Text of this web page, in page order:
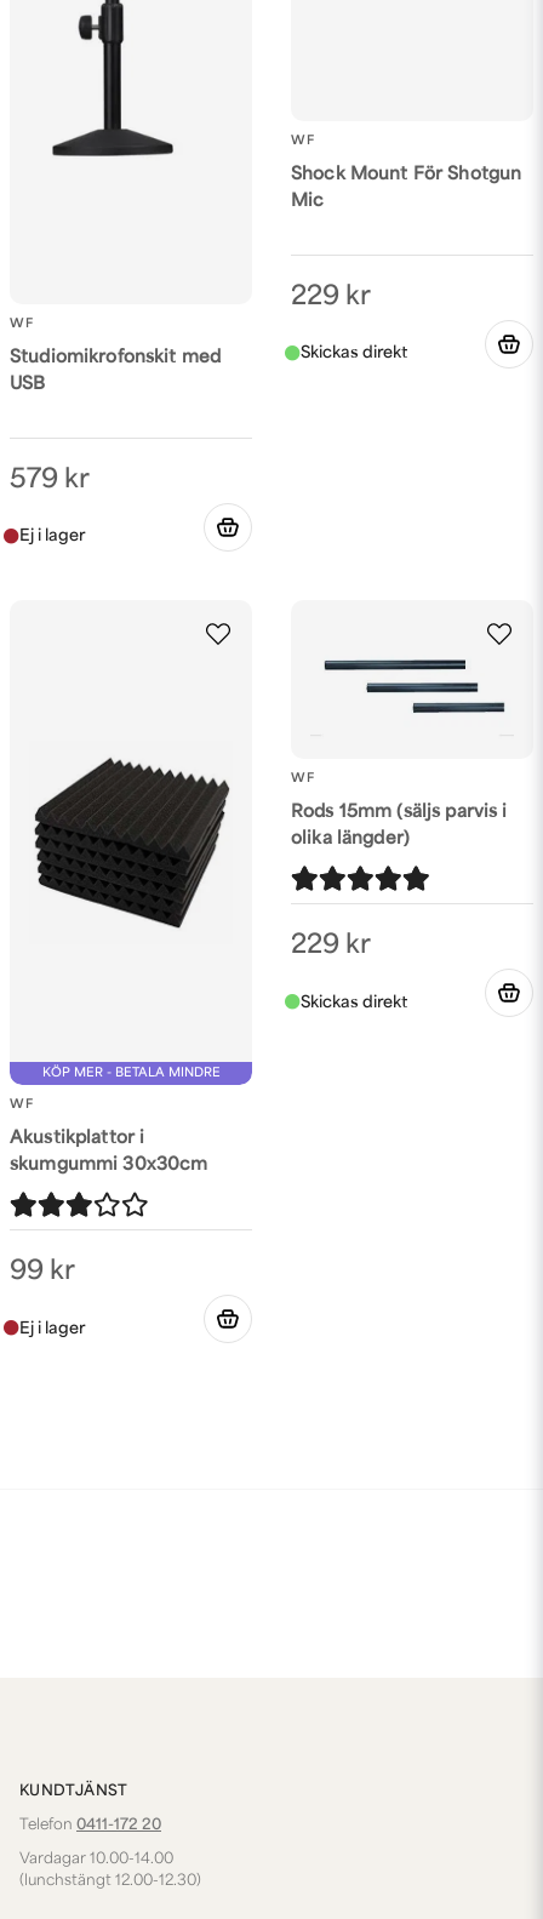
WF
Studiomikrofonskit med
USB
579 kr
WF
Shock Mount För Shotgun
Mic
229 kr
KÖP MER - BETALA MINDRE
WF
Akustikplattor i
skumgummi 30x30cm
99 kr
WF
Rods 15mm (säljs parvis i
olika längder)
229 kr
KUNDTJÄNST
Telefon 0411-172 20
Vardagar 10.00-14.00
(lunchstängt 12.00-12.30)